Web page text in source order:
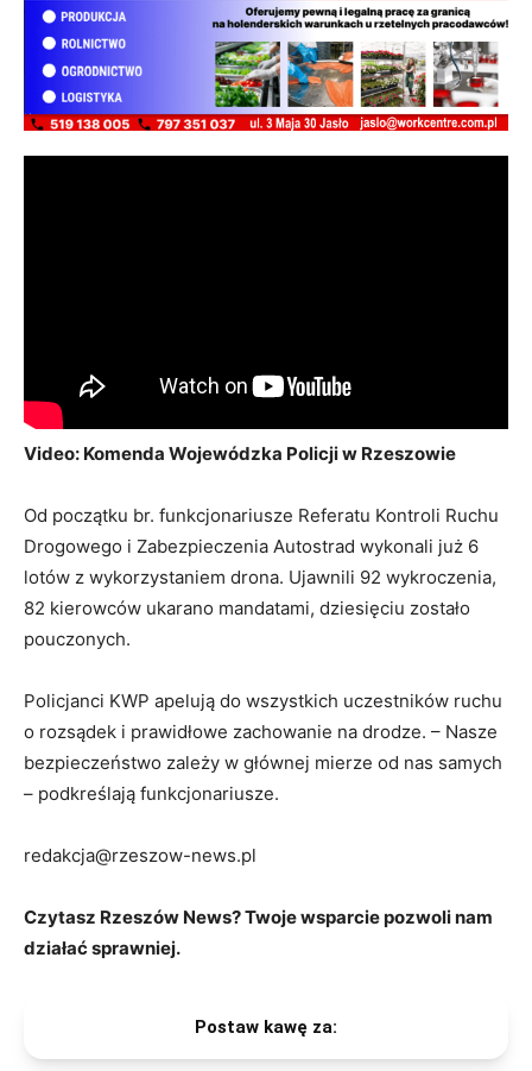
Video: Komenda Wojewódzka Policji w Rzeszowie
Od początku br. funkcjonariusze Referatu Kontroli Ruchu
Drogowego i Zabezpieczenia Autostrad wykonali już 6
lotów z wykorzystaniem drona. Ujawnili 92 wykroczenia,
82 kierowców ukarano mandatami, dziesięciu zostało
pouczonych.
Policjanci KWP apelują do wszystkich uczestników ruchu
o rozsądek i prawidłowe zachowanie na drodze. – Nasze
bezpieczeństwo zależy w głównej mierze od nas samych
– podkreślają funkcjonariusze.
redakcja@rzeszow-news.pl
Czytasz Rzeszów News? Twoje wsparcie pozwoli nam
działać sprawniej.
Postaw kawę za: